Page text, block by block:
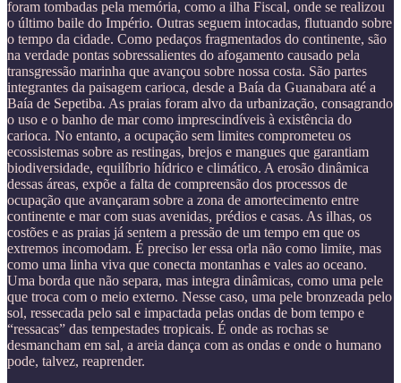
foram tombadas pela memória, como a ilha Fiscal, onde se realizou
o último baile do Império. Outras seguem intocadas, flutuando sobre
o tempo da cidade. Como pedaços fragmentados do continente, são
na verdade pontas sobressalientes do afogamento causado pela
transgressão marinha que avançou sobre nossa costa. São partes
integrantes da paisagem carioca, desde a Baía da Guanabara até a
Baía de Sepetiba. As praias foram alvo da urbanização, consagrando
o uso e o banho de mar como imprescindíveis à existência do
carioca. No entanto, a ocupação sem limites comprometeu os
ecossistemas sobre as restingas, brejos e mangues que garantiam
biodiversidade, equilíbrio hídrico e climático. A erosão dinâmica
dessas áreas, expõe a falta de compreensão dos processos de
ocupação que avançaram sobre a zona de amortecimento entre
continente e mar com suas avenidas, prédios e casas. As ilhas, os
costões e as praias já sentem a pressão de um tempo em que os
extremos incomodam. É preciso ler essa orla não como limite, mas
como uma linha viva que conecta montanhas e vales ao oceano.
Uma borda que não separa, mas integra dinâmicas, como uma pele
que troca com o meio externo. Nesse caso, uma pele bronzeada pelo
sol, ressecada pelo sal e impactada pelas ondas de bom tempo e
“ressacas” das tempestades tropicais. É onde as rochas se
desmancham em sal, a areia dança com as ondas e onde o humano
pode, talvez, reaprender.